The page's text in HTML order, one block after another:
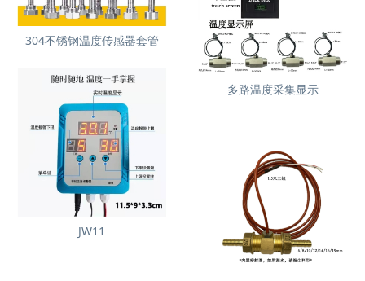
304不锈钢温度传感器套管
多路温度采集显示
JW11